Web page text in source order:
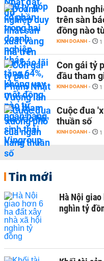
Doanh
trên sàn
đồng nào
KINH DOANH -
Con gái tỷ
đầu tham
KINH DOANH -
Cuộc đua
thuần số
KINH DOANH -
Tin mới
Hà Nội
nghìn tỷ